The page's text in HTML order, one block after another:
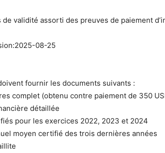
validité assorti des preuves de paiement
08-25
fournir les documents suivants :
complet (obtenu contre paiement de 350
détaillée
pour les exercices 2022, 2023 et 2024
moyen certifié des trois dernières années